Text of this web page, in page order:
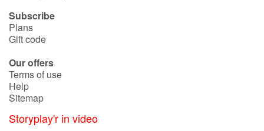
Subscribe
Plans
Gift code
Our offers
Terms of use
Help
Sitemap
Storyplay'r in video